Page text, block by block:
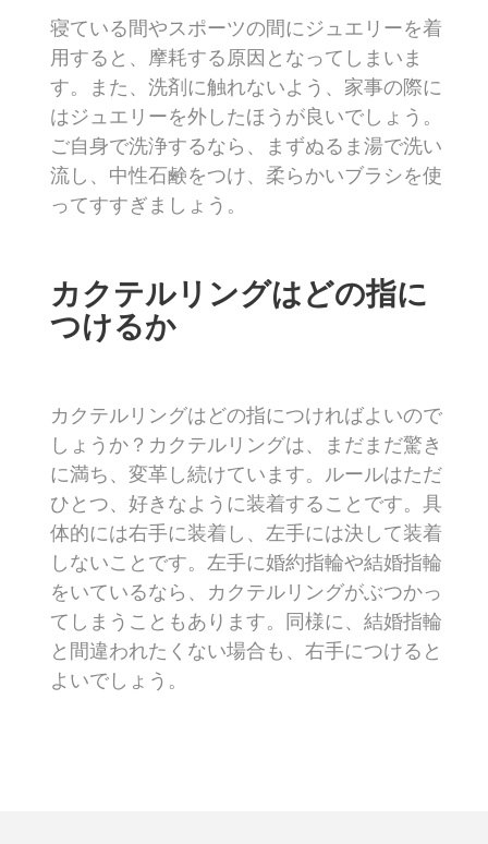
寝ている間やスポーツの間にジュエリーを着
用すると、摩耗する原因となってしまいま
す。また、洗剤に触れないよう、家事の際に
はジュエリーを外したほうが良いでしょう。
ご自身で洗浄するなら、まずぬるま湯で洗い
流し、中性石鹸をつけ、柔らかいブラシを使
ってすすぎましょう。
カクテルリングはどの指に
つけるか
カクテルリングはどの指につければよいので
しょうか？カクテルリングは、まだまだ驚き
に満ち、変革し続けています。ルールはただ
ひとつ、好きなように装着することです。具
体的には右手に装着し、左手には決して装着
しないことです。左手に婚約指輪や結婚指輪
をいているなら、カクテルリングがぶつかっ
てしまうこともあります。同様に、結婚指輪
と間違われたくない場合も、右手につけると
よいでしょう。